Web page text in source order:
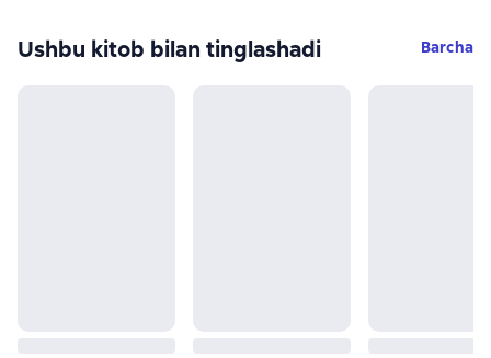
Ushbu kitob bilan tinglashadi Barcha